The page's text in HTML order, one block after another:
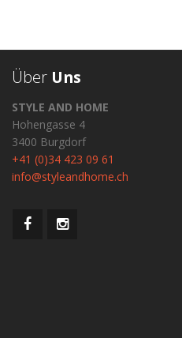
Über Uns
STYLE AND HOME
Hohengasse 4
3400 Burgdorf
+41 (0)34 423 09 61
info@styleandhome.ch